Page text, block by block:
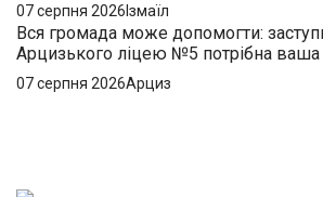
07 серпня 2026Ізмаїл
Вся громада може допомогти:
Арцизького ліцею №5 потрібна
07 серпня 2026Арциз